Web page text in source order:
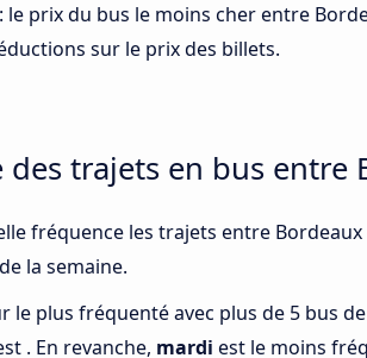
: le prix du bus le moins cher entre
sur le prix des billets.
des trajets en bus entre
fréquence les trajets entre
la semaine.
le plus fréquenté avec plus de 5 bus de
. En revanche, mardi est le moins